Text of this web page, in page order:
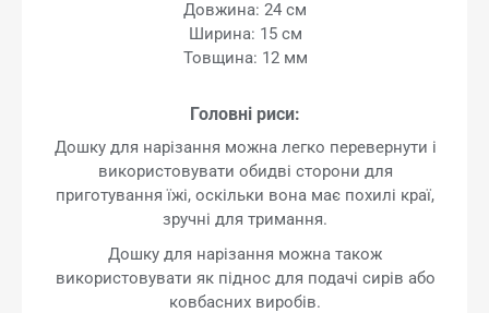
Довжина: 24 см
Ширина: 15 см
Товщина: 12 мм
Головні риси:
Дошку для нарізання можна легко перевернути і
використовувати обидві сторони для
приготування їжі, оскільки вона має похилі краї,
зручні для тримання.
Дошку для нарізання можна також
використовувати як піднос для подачі сирів або
ковбасних виробів.